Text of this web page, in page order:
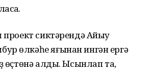
проект сиктәрендә Айыу
өлкәһе яғынан ингән ергә
өҫтөнә алды. Ысынлап та,